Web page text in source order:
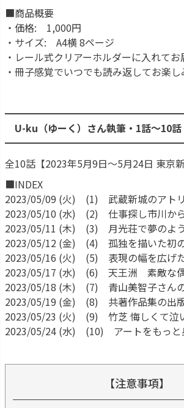
■商品概要
・価格: 1,000円
・サイズ: A4横 8ページ
・レール式クリアーホルダーに入れてお
・冊子感覚でいつでも読み返してお楽し
U-ku（ゆーく）さん執筆・1話〜10
全10話【2023年5月9日～5月24日 東京新
■INDEX
2023/05/09 (火) (1) 武蔵新城のアト
2023/05/10 (水) (2) 仕事探し市川か
2023/05/11 (木) (3) 月光荘で夢のよ
2023/05/12 (金) (4) 孤独を描いた初
2023/05/16 (火) (5) 表現の幅を広げ
2023/05/17 (水) (6) 天王洲 素敵な偶
2023/05/18 (木) (7) 青山美智子さん
2023/05/19 (金) (8) 共著作品集の出
2023/05/23 (火) (9) 竹芝 悔しくて泣
2023/05/24 (水) (10) アートをもっと
【注意事項】